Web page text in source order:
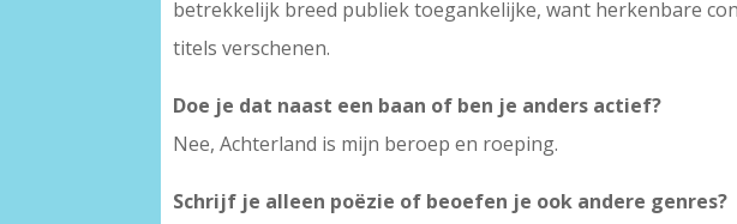
betrekkelijk breed publiek toegankelijke, want herkenbare
titels verschenen.
Doe je dat naast een baan of ben je anders actief?
Nee, Achterland is mijn beroep en roeping.
Schrijf je alleen poëzie of beoefen je ook andere genres?